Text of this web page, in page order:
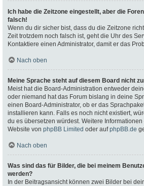
Ich habe die Zeitzone eingestellt, aber die
falsch!
Wenn du dir sicher bist, dass du die Zeitzone
Zeit trotzdem noch falsch ist, geht die Uhr des
Kontaktiere einen Administrator, damit er das
Nach oben
Meine Sprache steht auf diesem Board nicht
Meist hat die Board-Administration entweder
oder niemand hat das Forum bislang in deine
einen Board-Administrator, ob er das
installieren kann. Falls es noch nicht existiert,
du es übersetzen würdest. Weitere
Website von phpBB Limited oder aufphpBB.de
Nach oben
Was sind das für Bilder, die bei meinem
werden?
In der Beitragsansicht können zwei Bilder bei